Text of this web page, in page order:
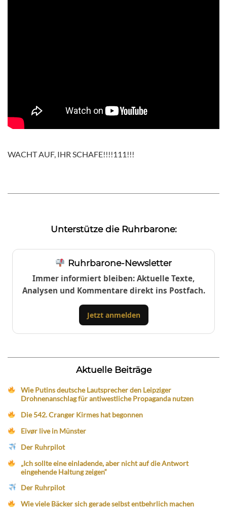
WACHT AUF, IHR SCHAFE!!!!111!!!
Unterstütze die Ruhrbarone:
Ruhrbarone-Newsletter
Immer informiert bleiben: Aktuelle Texte,
Analysen und Kommentare direkt ins Postfach.
Jetzt anmelden
Aktuelle Beiträge
Wie Putins deutsche Lautsprecher den Leipziger
Drohnenanschlag für antiwestliche Propaganda nutzen
Die 542. Cranger Kirmes hat begonnen
Eivør live in Münster
Der Ruhrpilot
„Ich sollte eine einladende, aber nicht auf die Antwort
eingehende Haltung zeigen“
Der Ruhrpilot
Wie viele Bäcker sich gerade selbst entbehrlich machen